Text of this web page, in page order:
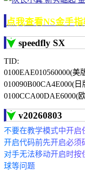
点我查看NS金手
speedfly SX
TID:
0100EAE010560000(美
010090B00CA4E000(日
0100CCA00DAE6000(
v20260803
不要在教学模式中开启
开启代码前先开启必须
对手无法移动开启时按
球等问题